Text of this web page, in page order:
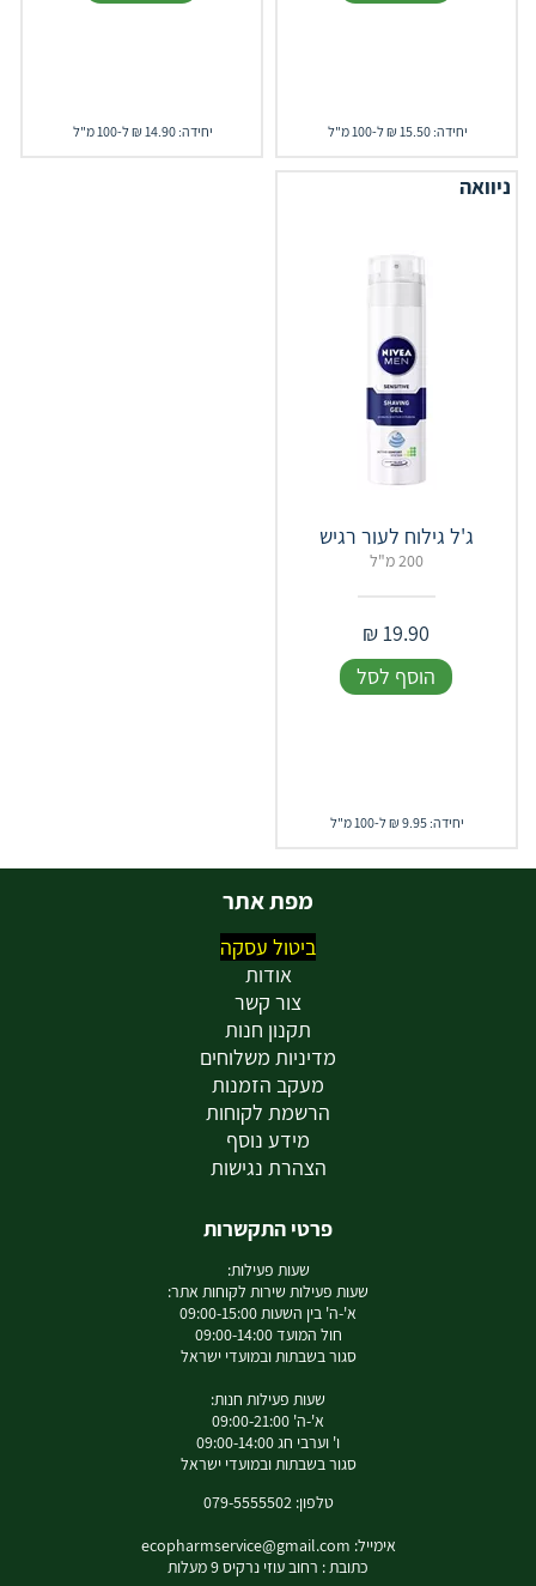
יחידה: 15.50 ₪ ל-100 מ"ל יחידה: 14.90 ₪ ל-100 מ"ל
ניוואה
ג'ל גילוח לעור רגיש
200 מ"ל
19.90
₪
הוסף לסל
יחידה: 9.95 ₪ ל-100 מ"ל
מפת אתר
ביטול עסקה
אודות
צור קשר
תקנון חנות
מדיניות משלוחים
מעקב הזמנות
הרשמת לקוחות
מידע נוסף
הצהרת נגישות
פרטי התקשרות
שעות פעילות:
שעות פעילות שירות לקוחות אתר:
א'-ה' בין השעות 09:00-15:00
חול המועד 09:00-14:00
סגור בשבתות ובמועדי ישראל
שעות פעילות חנות:
א'-ה' 09:00-21:00
ו' וערבי חג 09:00-14:00
סגור בשבתות ובמועדי ישראל
טלפון: 079-5555502
אימייל: ecopharmservice@gmail.com
כתובת : רחוב עוזי נרקיס 9 מעלות